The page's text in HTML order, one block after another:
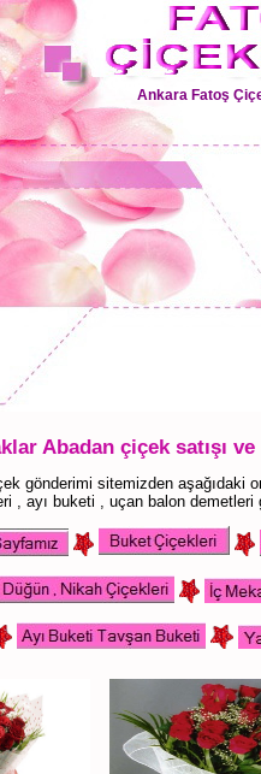
Ankara Fatoş
Abadan çiçek satışı
gönderimi sitemizden aşağıdaki
, ayı buketi , uçan balon demetleri